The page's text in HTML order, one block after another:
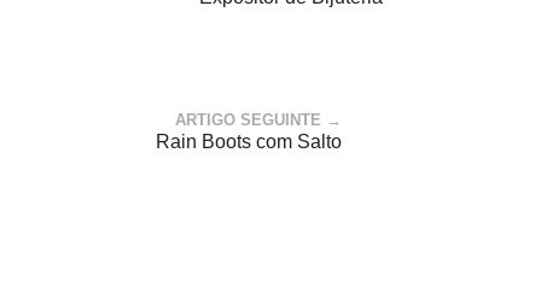
ARTIGO SEGUINTE →
Rain Boots com Salto